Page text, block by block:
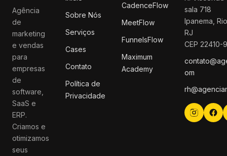
Agência
de
marketing
e vendas
para
empresas
de
software,
SaaS e
ERP.
Criamos e
otimizamos
seus
Sobre Nós
Serviços
Cases
Contato
Política de
Privacidade
CadenceFlow
MeetFlow
FunnelsFlow
Maximum
Academy
sala 718
Ipanema,
RJ
CEP 22410-
om